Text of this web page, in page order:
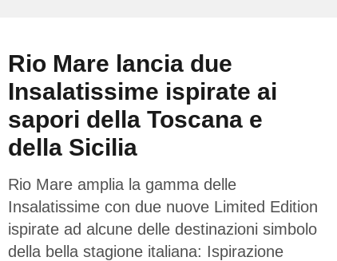
Rio Mare lancia due
Insalatissime ispirate ai
sapori della Toscana e
della Sicilia
Rio Mare amplia la gamma delle
Insalatissime con due nuove Limited Edition
ispirate ad alcune delle destinazioni simbolo
della bella stagione italiana: Ispirazione